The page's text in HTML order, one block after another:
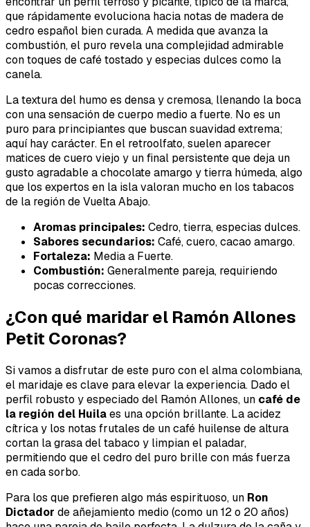
que rápidamente evoluciona hacia notas de madera de
cedro español bien curada. A medida que avanza la
combustión, el puro revela una complejidad admirable
con toques de café tostado y especias dulces como la
canela.
La textura del humo es densa y cremosa, llenando la boca
con una sensación de cuerpo medio a fuerte. No es un
puro para principiantes que buscan suavidad extrema;
aquí hay carácter. En el retroolfato, suelen aparecer
matices de cuero viejo y un final persistente que deja un
gusto agradable a chocolate amargo y tierra húmeda, algo
que los expertos en la isla valoran mucho en los tabacos
de la región de Vuelta Abajo.
Aromas principales: Cedro, tierra, especias dulces.
Sabores secundarios: Café, cuero, cacao amargo.
Fortaleza: Media a Fuerte.
Combustión: Generalmente pareja, requiriendo
pocas correcciones.
¿Con qué maridar el Ramón Allones
Petit Coronas?
Si vamos a disfrutar de este puro con el alma colombiana,
el maridaje es clave para elevar la experiencia. Dado el
perfil robusto y especiado del Ramón Allones, un café de
la región del Huilaes una opción brillante. La acidez
cítrica y los notas frutales de un café huilense de altura
cortan la grasa del tabaco y limpian el paladar,
permitiendo que el cedro del puro brille con más fuerza
en cada sorbo.
Para los que prefieren algo más espirituoso, un Ron
Dictador de añejamiento medio (como un 12 o 20 años)